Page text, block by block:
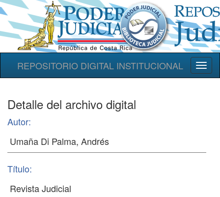
REPOSITORIO DIGITAL INSTITUCIONAL
Detalle del archivo digital
Autor:
Título: